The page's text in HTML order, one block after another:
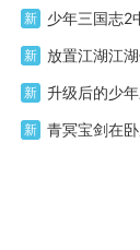
新 少年三国志2
新 放置江湖江
新 升级后的少
新 青冥宝剑在